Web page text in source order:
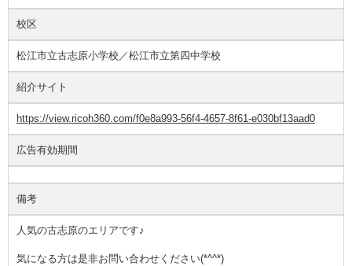
校区
松江市立古志原小学校／松江市立第四中学校
紹介サイト
https://view.ricoh360.com/f0e8a993-56f4-4657-8f61-e030bf13aad0
広告有効期間
備考
人気の古志原のエリアです♪
気になる方は是非お問い合わせください(*^^*)